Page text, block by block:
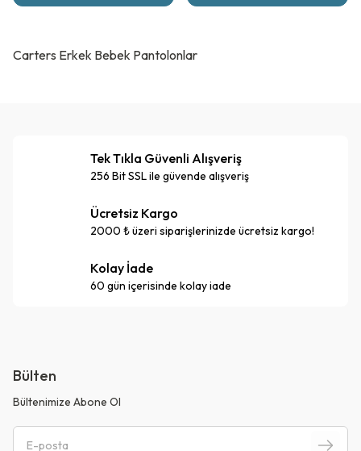
Carters Erkek Bebek Pantolonlar
Tek Tıkla Güvenli Alışveriş
256 Bit SSL ile güvende alışveriş
Ücretsiz Kargo
2000 ₺ üzeri siparişlerinizde ücretsiz kargo!
Kolay İade
60 gün içerisinde kolay iade
Bülten
Bültenimize Abone Ol